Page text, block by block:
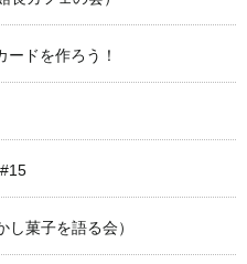
ドを作ろう！
菓子を語る会）